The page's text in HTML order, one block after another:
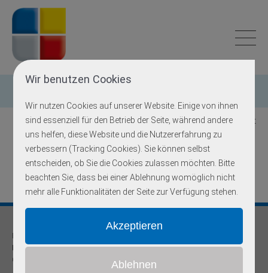
Wir benutzen Cookies
Wir nutzen Cookies auf unserer Website. Einige von ihnen
sind essenziell für den Betrieb der Seite, während andere
uns helfen, diese Website und die Nutzererfahrung zu
verbessern (Tracking Cookies). Sie können selbst
entscheiden, ob Sie die Cookies zulassen möchten. Bitte
beachten Sie, dass bei einer Ablehnung womöglich nicht
mehr alle Funktionalitäten der Seite zur Verfügung stehen.
Zurück zur Übersicht
ETFDH
Praxis für
Humangenetik und Prävention
Onkogenetische Schwerpunktpraxis